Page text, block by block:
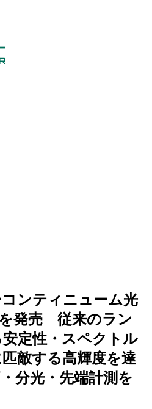
コンティニューム光
を発売 従来のラン
定性・スペクトル
敵する高輝度を達
分光・先端計測を